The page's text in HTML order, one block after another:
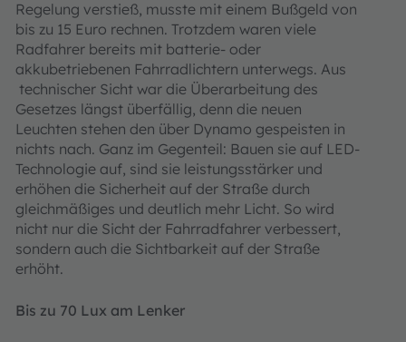
Regelung verstieß, musste mit einem Bußgeld von
bis zu 15 Euro rechnen. Trotzdem waren viele
Radfahrer bereits mit batterie- oder
akkubetriebenen Fahrradlichtern unterwegs. Aus
technischer Sicht war die Überarbeitung des
Gesetzes längst überfällig, denn die neuen
Leuchten stehen den über Dynamo gespeisten in
nichts nach. Ganz im Gegenteil: Bauen sie auf LED-
Technologie auf, sind sie leistungsstärker und
erhöhen die Sicherheit auf der Straße durch
gleichmäßiges und deutlich mehr Licht. So wird
nicht nur die Sicht der Fahrradfahrer verbessert,
sondern auch die Sichtbarkeit auf der Straße
erhöht.
Bis zu 70 Lux am Lenker